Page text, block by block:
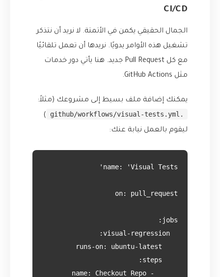
CI/CD
الجمال الحقيقي يكمن في الأتمتة. لا نريد أن نتذكر
تشغيل هذه الأوامر يدويًا. نريدها أن تعمل تلقائيًا
مع كل Pull Request جديد. هنا يأتي دور خدمات
مثل GitHub Actions.
يمكنك إضافة ملف بسيط إلى مشروعك (مثلاً:
.github/workflows/visual-tests.yml
)
ليقوم بالعمل نيابة عنك: